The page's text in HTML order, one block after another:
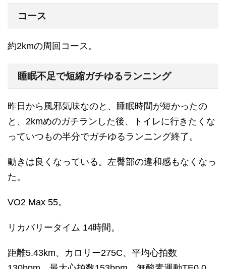
コース
約2kmの周回コース。
睡眠不足で短縮ガチゆるランニング
昨日から風邪気味なのと、睡眠時間が短かったの
と、2kmめのガチランした後、トイレに行きたくな
っていつもの半分でガチゆるランニング終了。
動きは良くなっている。左臀部の違和感もなくなっ
た。
VO2 Max 55。
リカバリータイム 14時間。
距離5.43km、カロリー275C、平均心拍数